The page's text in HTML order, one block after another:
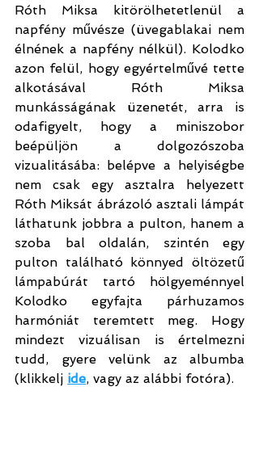
Róth Miksa kitörölhetetlenül a
napfény művésze (üvegablakai nem
élnének a napfény nélkül). Kolodko
azon felül, hogy egyértelművé tette
alkotásával Róth Miksa
munkásságának üzenetét, arra is
odafigyelt, hogy a miniszobor
beépüljön a dolgozószoba
vizualitásába: belépve a helyiségbe
nem csak egy asztalra helyezett
Róth Miksát ábrázoló asztali lámpát
láthatunk jobbra a pulton, hanem a
szoba bal oldalán, szintén egy
pulton található könnyed öltözetű
lámpabúrát tartó hölgyeménnyel
Kolodko egyfajta párhuzamos
harmóniát teremtett meg. Hogy
mindezt vizuálisan is értelmezni
tudd, gyere velünk az albumba
(klikkelj ide, vagy az alábbi fotóra).